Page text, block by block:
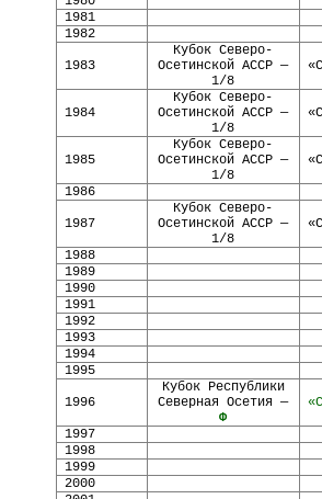
1981
1982
1983
Кубок Северо-
Осетинской АССР —
1/8
1984
Кубок Северо-
Осетинской АССР —
1/8
1985
Кубок Северо-
Осетинской АССР —
1/8
1986
1987
Кубок Северо-
Осетинской АССР —
1/8
1988
1989
1990
1991
1992
1993
1994
1995
1996
Кубок Республики
Северная Осетия —
Ф
1997
1998
1999
2000